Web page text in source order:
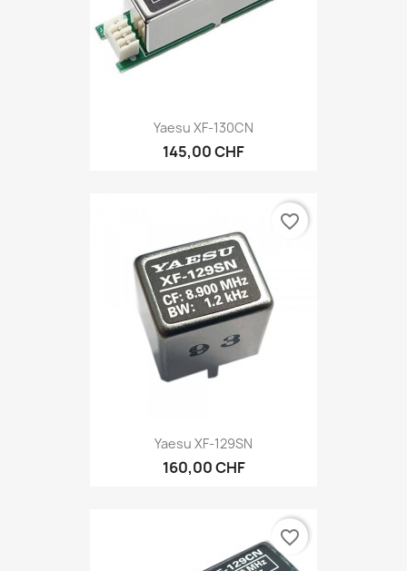
Yaesu XF-130CN
145,00 CHF
Yaesu XF-129SN
160,00 CHF
favorite_border
favorite_border